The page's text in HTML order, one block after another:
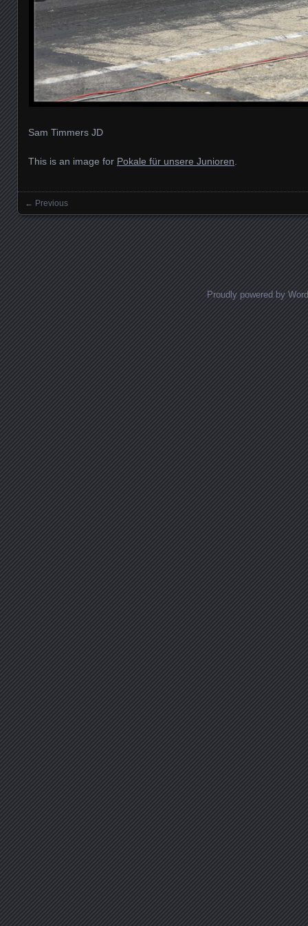
Sam Timmers JD
This is an image for Pokale für unsere Junioren
Images navigation
← Previous
Proudly powered by